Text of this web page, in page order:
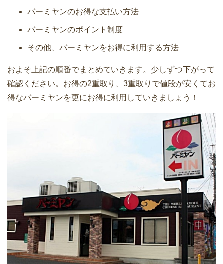
バーミヤンのお得な支払い方法
バーミヤンのポイント制度
その他、バーミヤンをお得に利用する方法
およそ上記の順番でまとめていきます。少しずつ下がって
確認ください。お得の2重取り、3重取りで値段が安くてお
得なバーミヤンを更にお得に利用していきましょう！